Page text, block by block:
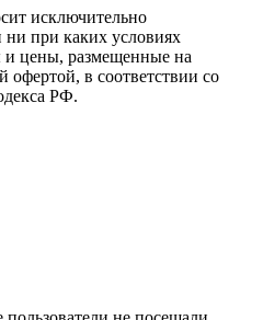
i
в
это
исключительно
при каких условиях
цены, размещенные на
офертой, в соответствии со
РФ.